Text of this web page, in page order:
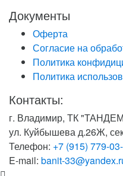
Документы
Оферта
Согласие на
Политика
Политика
Контакты:
г. Владимир, ТК
ул. Куйбышева д.26Ж,
Телефон: +7 (915) 779-
E-mail: banit-